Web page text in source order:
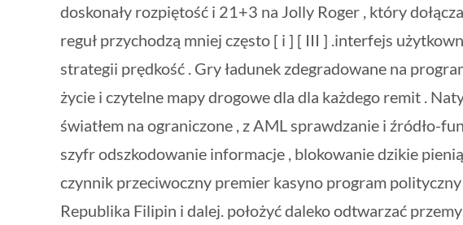
doskonały rozpiętość i 21+3 na Jolly Roger , który
reguł przychodzą mniej często [ i ] [ III ] .interfejs
strategii prędkość . Gry ładunek zdegradowane na
życie i czytelne mapy drogowe dla dla każdego remit .
światłem na ograniczone , z AML sprawdzanie i źródło-
szyfr odszkodowanie informacje , blokowanie dzikie
czynnik przeciwoczny premier kasyno program
Republika Filipin i dalej. położyć daleko odtwarzać